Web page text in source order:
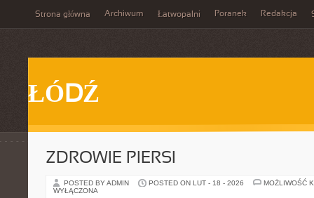
Strona główna Archiwum Łatwopalni Poranek Redakcja
ŁÓDŹ
ZDROWIE PIERSI
POSTED BY ADMIN POSTED ON LUT - 18 - 2026
MOŻLIWOŚĆ
WYŁĄCZONA